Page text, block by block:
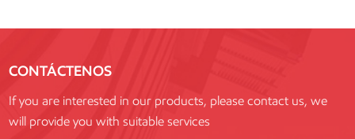
CONTÁCTENOS
If you are interested in our products, please contact us, we
will provide you with suitable services